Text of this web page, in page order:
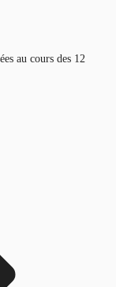
au cours des 12